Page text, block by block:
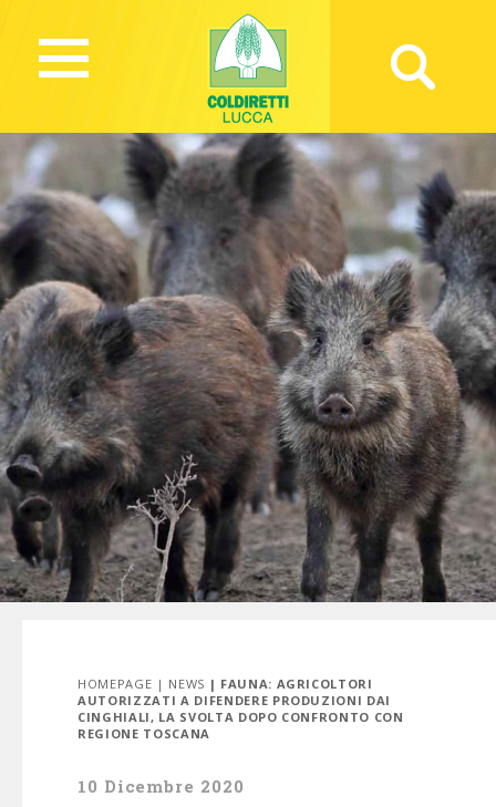
1409 Views
HOMEPAGE | NEWS | FAUNA: AGRICOLTORI
AUTORIZZATI A DIFENDERE PRODUZIONI DAI
CINGHIALI, LA SVOLTA DOPO CONFRONTO CON
REGIONE TOSCANA
10 Dicembre 2020